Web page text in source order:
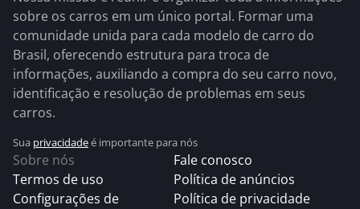
sobre os carros em um único portal. Formar uma
comunidade unida para cada modelo de carro do
Brasil, oferecendo estrutura para troca de
informações, auxiliando a compra do seu carro novo,
identificação e resolução de problemas em seus
carros.
Sua privacidadeé importante para nós
Sobre nós
Termos de uso
Configurações de
Fale conosco
Política de anúncios
Política de privacidade